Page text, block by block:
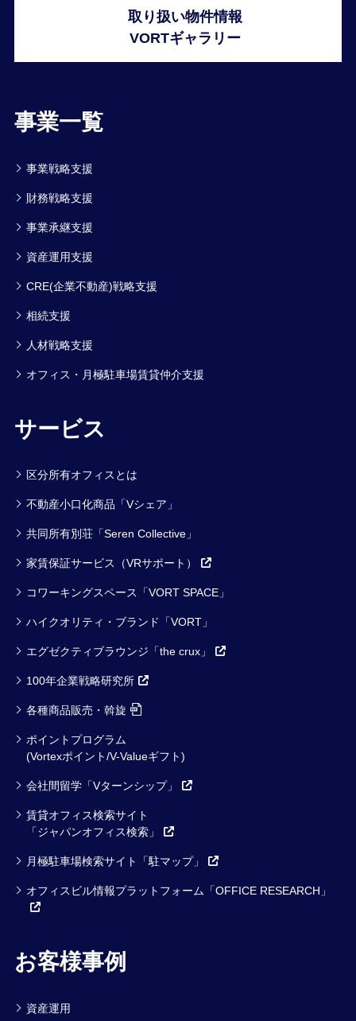
事業一覧
事業戦略支援
財務戦略支援
事業承継支援
資産運用支援
CRE(企業不動産)戦略支援
相続支援
人材戦略支援
オフィス・月極駐車場賃貸仲介支援
サービス
区分所有オフィスとは
不動産小口化商品「Vシェア」
共同所有別荘「Seren Collective」
家賃保証サービス（VRサポート）
コワーキングスペース「VORT SPACE」
ハイクオリティ・ブランド「VORT」
エグゼクティブラウンジ「the crux」
100年企業戦略研究所
各種商品販売・斡旋
ポイントプログラム
(Vortexポイント/V-Valueギフト)
会社間留学「Vターンシップ」
賃貸オフィス検索サイト
「ジャパンオフィス検索」
月極駐車場検索サイト「駐マップ」
オフィスビル情報プラットフォーム「OFFICE RESEARCH」
お客様事例
資産運用
取り扱い物件情報
VORTギャラリー